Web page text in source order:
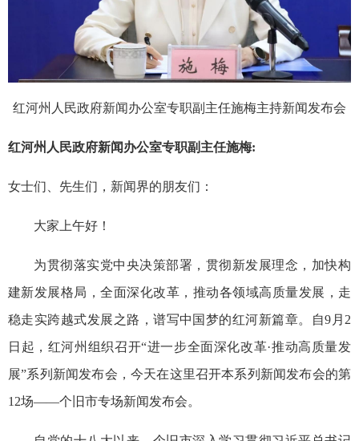
红河州人民政府新闻办公室专职副主任施梅主持新闻发布会
红河州人民政府新闻办公室专职副主任施梅:
女士们、先生们，新闻界的朋友们：
大家上午好！
为贯彻落实党中央决策部署，贯彻新发展理念，加快构
建新发展格局，全面深化改革，推动各领域高质量发展，走
稳走实跨越式发展之路，谱写中国梦的红河新篇章。自9月2
日起，红河州组织召开“进一步全面深化改革·推动高质量发
展”系列新闻发布会，今天在这里召开本系列新闻发布会的第
12场——个旧市专场新闻发布会。